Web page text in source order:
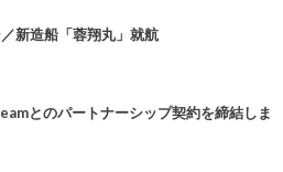
新造船「蓉翔丸」就航
とのパートナーシップ契約を締結しま